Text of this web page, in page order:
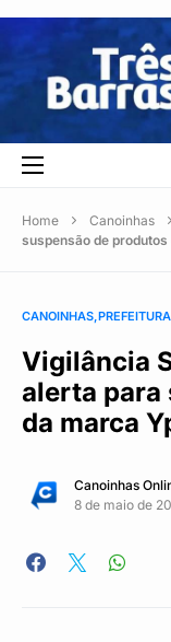
Home Canoinhas
suspensão de
CANOINHAS
Vigilância
alerta para
da marca
Canoinhas
8 de maio de